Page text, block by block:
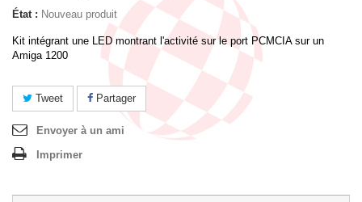
État : Nouveau produit
Kit intégrant une LED montrant l'activité sur le port PCMCIA sur un
Amiga 1200
Tweet Partager
Envoyer à un ami
Imprimer